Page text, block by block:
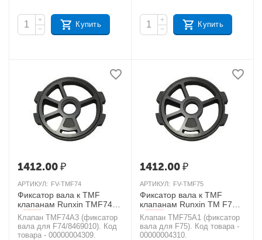
+
−
Купить
товара - УТ000000443.
+
−
Купить
1412.00₽
АРТИКУЛ: FV-TMF74
Фиксатор вала к TMF
клапанам Runxin TMF74A3
Клапан TMF74A3 (фиксатор
вала для F74/8469010). Код
товара - 00000004309.
1412.00₽
АРТИКУЛ: FV-TMF75
Фиксатор вала к TMF
клапанам Runxin TM F75
Клапан TMF75A1 (фиксатор
вала для F75). Код товара -
00000004310.